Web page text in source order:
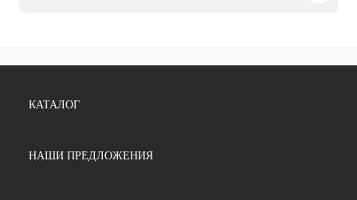
КАТАЛОГ
НАШИ ПРЕДЛОЖЕНИЯ